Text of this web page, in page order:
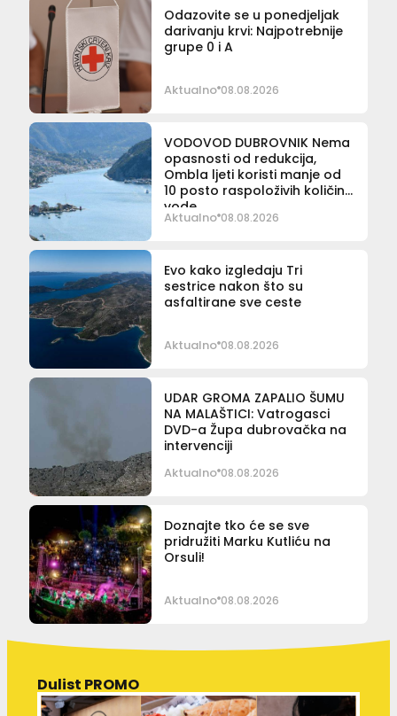
Odazovite se u ponedjeljak
darivanju krvi: Najpotrebnije
grupe 0 i A
Aktualno 08.08.2026
VODOVOD DUBROVNIK Nema
opasnosti od redukcija,
Ombla ljeti koristi manje od
10 posto raspoloživih količina
vode
Aktualno 08.08.2026
Evo kako izgledaju Tri
sestrice nakon što su
asfaltirane sve ceste
Aktualno 08.08.2026
UDAR GROMA ZAPALIO ŠUMU
NA MALAŠTICI: Vatrogasci
DVD-a Župa dubrovačka na
intervenciji
Aktualno 08.08.2026
Doznajte tko će se sve
pridružiti Marku Kutliću na
Orsuli!
Aktualno 08.08.2026
Dulist PROMO